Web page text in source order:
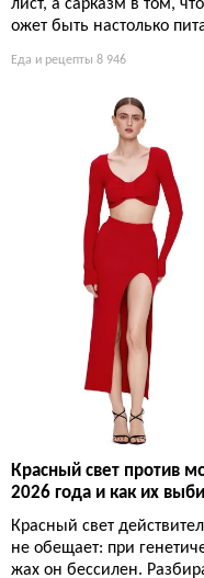
лист, а сарказм в том,
ожет быть настолько
Еда и рецепты 8 946
Красный свет против
2026 года и как их
Красный свет
не обещает: при
жах он бессилен.